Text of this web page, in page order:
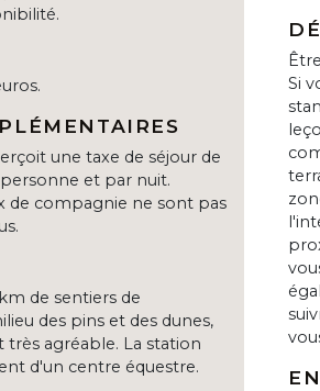
une taxe de séjour de
et par nuit.
de compagnie ne sont pas
de sentiers de
des pins et des dunes,
très agréable. La station
d'un centre équestre.
Si